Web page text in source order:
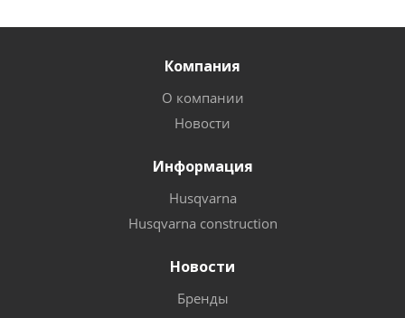
Компания
О компании
Новости
Информация
Husqvarna
Husqvarna construction
Новости
Бренды